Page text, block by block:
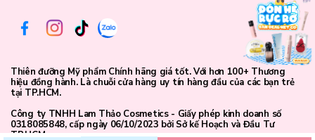
Thiên đưỡng Mỹ phẩm Chính hãng giá tốt. Với hơn 100+ Thương
hiệu đồng hành. Là chuỗi cửa hàng uy tín hàng đầu của các bạn trẻ
tại TP.HCM.
Công ty TNHH Lam Thảo Cosmetics - Giấy phép kinh doanh số
0318085848, cấp ngày 06/10/2023 bởi Sở kế Hoạch và Đầu Tư
TP.HCM.